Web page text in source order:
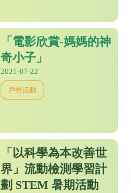
「電影欣賞-媽媽的神
奇小子」
2021-07-22
戶外活動
「以科學為本改善世
界」流動檢測學習計
劃 STEM 暑期活動